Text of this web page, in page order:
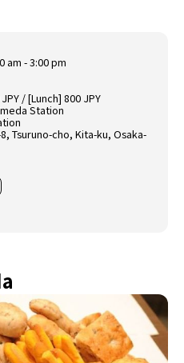
am - 3:00 pm
/ [Lunch] 800 JPY
Station
Tsuruno-cho, Kita-ku, Osaka-